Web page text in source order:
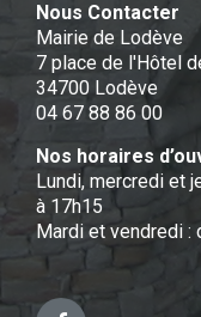
Nous Contacter
Mairie de Lodève
7 place de l'Hôtel
34700 Lodève
04 67 88 86 00
Nos horaires
Lundi, mercredi et
à 17h15
Mardi et vendredi :